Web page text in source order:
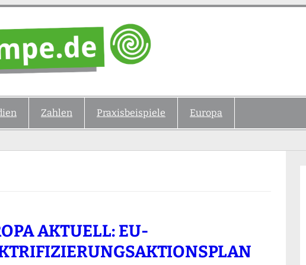
Zahlen Praxisbeispiele Europa
AKTUELL: EU-